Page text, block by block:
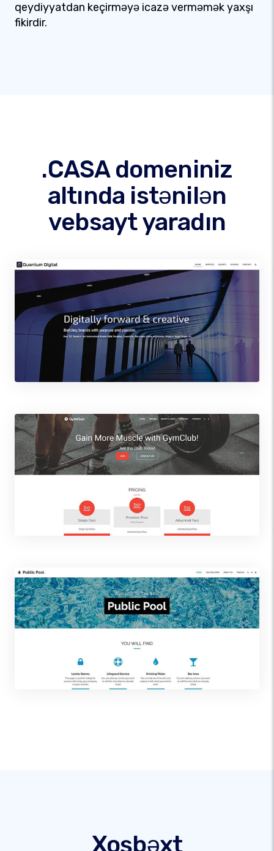
qeydiyyatdan keçirməyə icazə verməmək yaxşı
fikirdir.
.CASA domeniniz
altında istənilən
vebsayt yaradın
Xoşbəxt